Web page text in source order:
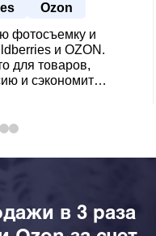
Ozon
фотосъемку и
и OZON.
для товаров,
и сэкономит
в 3 раза